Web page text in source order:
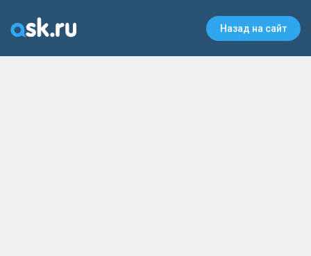
Назад на сайт